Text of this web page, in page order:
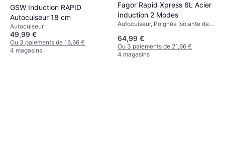
GSW Induction RAPID
Autocuiseur 18 cm
Autocuiseur
49,99 €
Ou 3 paiements de 16,66 €
4 magasins
Fagor Rapid Xpress 6L Acier
Induction 2 Modes
Autocuiseur, Poignée Isolante de
64,99 €
Ou 3 paiements de 21,66 €
4 magasins